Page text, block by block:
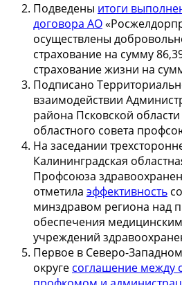
Подведены итоги
договора АО
осуществлены
страхование на сумму
страхование жизни на
Подписано
взаимодействии
района Псковской
областного совета
На заседании
Калининградская
Профсоюза
отметила эффективность
минздравом региона над
обеспечения
учреждений
Первое в Северо-
округе соглашение между